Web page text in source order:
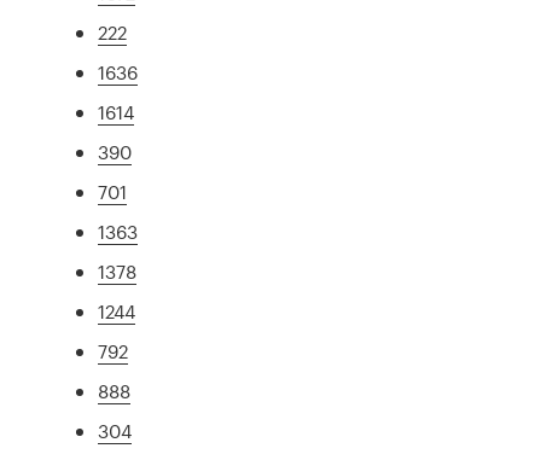
222
1636
1614
390
701
1363
1378
1244
792
888
304